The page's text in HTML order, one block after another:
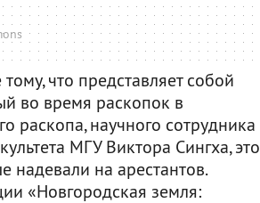
что представляет собой
во время раскопок в
раскопа, научного сотрудника
МГУ Виктора Сингха, это
надевали на арестантов.
«Новгородская земля: